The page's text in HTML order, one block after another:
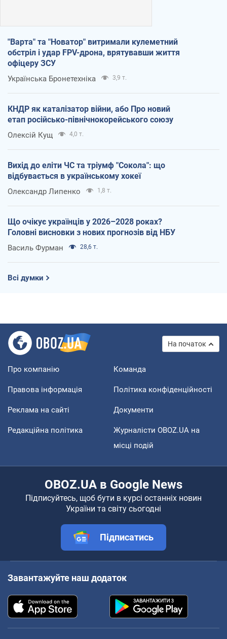
"Варта" та "Новатор" витримали кулеметний
обстріл і удар FPV-дрона, врятувавши життя
офіцеру ЗСУ
Українська Бронетехніка 3,9 т.
КНДР як каталізатор війни, або Про новий
етап російсько-північнокорейського союзу
Олексій Кущ 4,0 т.
Вихід до еліти ЧС та тріумф "Сокола": що
відбувається в українському хокеї
Олександр Липенко 1,8 т.
Що очікує українців у 2026–2028 роках?
Головні висновки з нових прогнозів від НБУ
Василь Фурман 28,6 т.
Всі думки
На початок
Про компанію Команда
Правова інформація Політика конфіденційності
Реклама на сайті Документи
Редакційна політика
Журналісти OBOZ.UA на
місці подій
OBOZ.UA в Google News
Підписуйтесь, щоб бути в курсі останніх новин
України та світу сьогодні
Підписатись
Завантажуйте наш додаток